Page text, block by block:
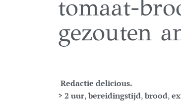
tomaat-
gezouten
Redactie delicious.
> 2 uur,bereidingstijd,brood,